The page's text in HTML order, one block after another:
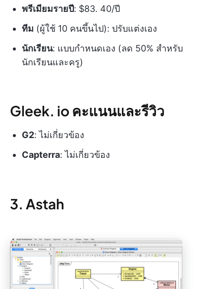
พรีเมียมรายปี: $83. 40/ปี
ทีม (ผู้ใช้ 10 คนขึ้นไป): ปรับแต่งเอง
นักเรียน: แบบกำหนดเอง (ลด 50% สำหรับ
นักเรียนและครู)
Gleek. io คะแนนและรีวิว
G2: ไม่เกี่ยวข้อง
Capterra: ไม่เกี่ยวข้อง
3. Astah